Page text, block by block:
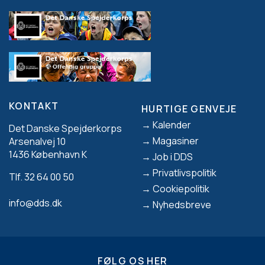
KONTAKT
Det Danske Spejderkorps
Arsenalvej 10
1436 København K
Tlf. 32 64 00 50
info@dds.dk
Footer
HURTIGE GENVEJE
Kalender
Magasiner
Job i DDS
Privatlivspolitik
Cookiepolitik
Nyhedsbreve
FØLG OS HER